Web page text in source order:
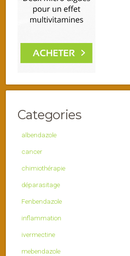
Categories
albendazole
cancer
chimiothérapie
déparasitage
Fenbendazole
inflammation
ivermectine
mebendazole